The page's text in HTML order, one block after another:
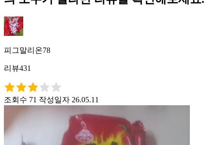
피그말리온78
리뷰431
조회수 71 작성일자 26.05.11